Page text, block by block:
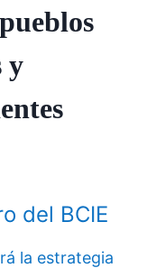
y
del BCIE
la estrategia